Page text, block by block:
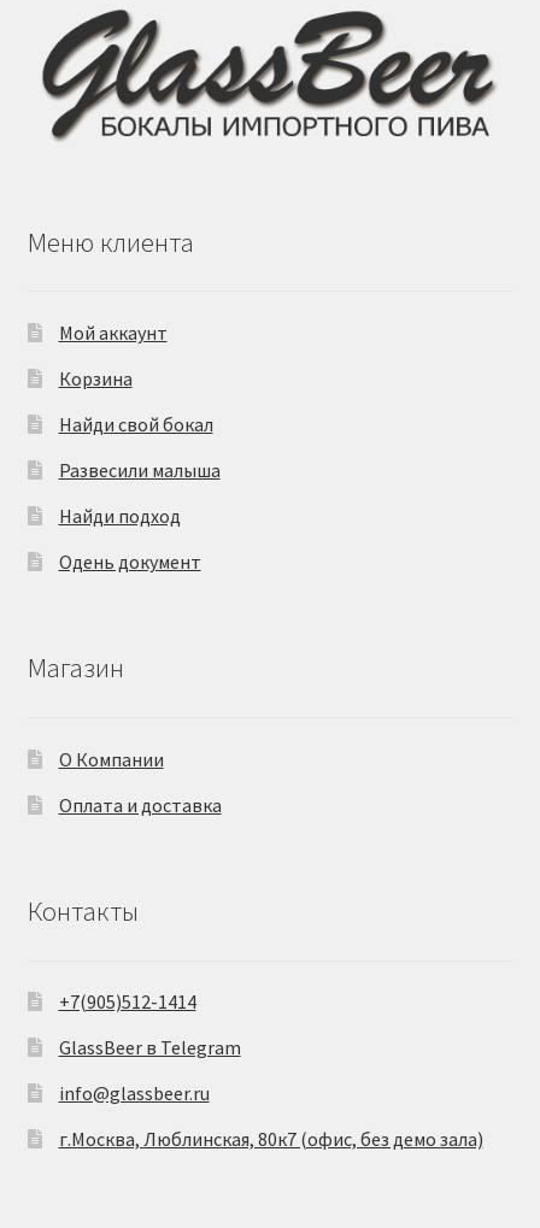
Меню клиента
Мой аккаунт
Корзина
Найди свой бокал
Развесили малыша
Найди подход
Одень документ
Магазин
О Компании
Оплата и доставка
Контакты
+7(905)512-1414
GlassBeer в Telegram
info@glassbeer.ru
г.Москва, Люблинская, 80к7 (офис, без демо зала)